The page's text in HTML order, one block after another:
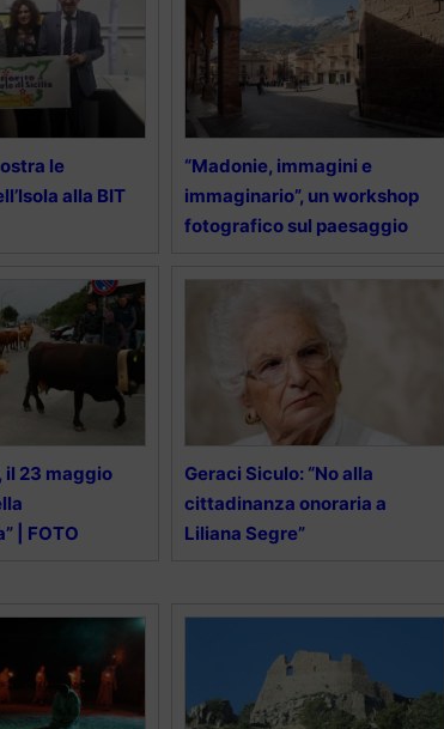
le
alla BIT
“Madonie, immagini e
immaginario”, un workshop
fotografico sul paesaggio
il 23 maggio
| FOTO
Geraci Siculo: “No alla
cittadinanza onoraria a
Liliana Segre”